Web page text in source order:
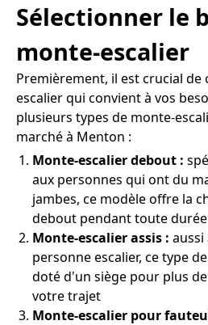
Sélectionner le
monte-escalier
Premièrement, il est crucial de
escalier qui convient à vos
plusieurs types de monte-
marché à Menton :
Monte-escalier debout :
aux personnes qui ont du
jambes, ce modèle offre la
debout pendant toute
Monte-escalier assis :
personne escalier, ce type
doté d'un siège pour plus
votre trajet
Monte-escalier pour